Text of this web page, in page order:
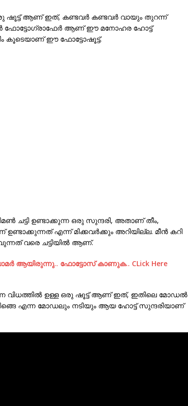
ഷൂട്ട്‌ ആണ് ഇത്, കണ്ടവര്‍ കണ്ടവര്‍ വായും തുറന്ന്
ഫോട്ടോഗ്രാഫേര്‍ ആണ് ഈ മനോഹര ഹോട്ട്
കൂടെയാണ് ഈ ഫോട്ടോഷൂട്ട്‌.
ചട്ടി ഉണ്ടാക്കുന്ന ഒരു സുന്ദരി, അതാണ് തീം,
എന്ന് മിക്കവര്‍ക്കും അറിയില്ല. മീന്‍ കറി
വരെ ചട്ടിയില്‍ ആണ്.
ആയിരുന്നു.. ഫോട്ടോസ് കാണുക.. CLick Here
വിധത്തില്‍ ഉള്ള ഒരു ഷൂട്ട്‌ ആണ് ഇത്, ഇതിലെ മോഡല്‍
എന്ന മോഡലും നടിയും ആയ ഹോട്ട് സുന്ദരിയാണ്